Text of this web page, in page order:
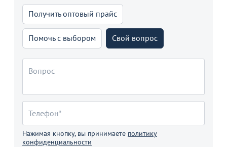
Получить оптовый прайс
Помочь с выбором Свой вопрос
Нажимая кнопку, вы принимаете политику
конфиденциальности